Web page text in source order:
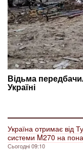
Україна отримає від
системи M270 на
Сьогодні 09:10